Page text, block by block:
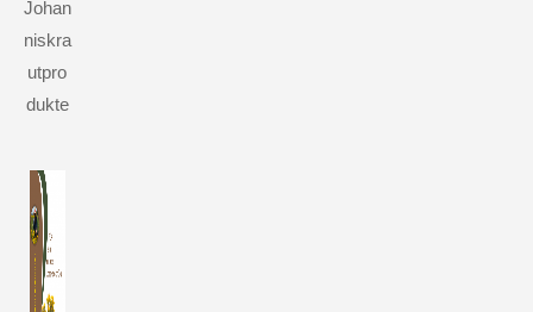
Johan
niskra
utpro
dukte